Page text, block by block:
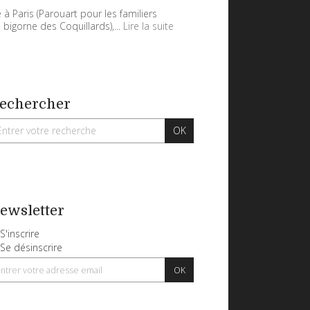
à Paris (Parouart pour les familiers
bigorne des Coquillards),... Lire la suite
S'inscrire
Se désinscrire